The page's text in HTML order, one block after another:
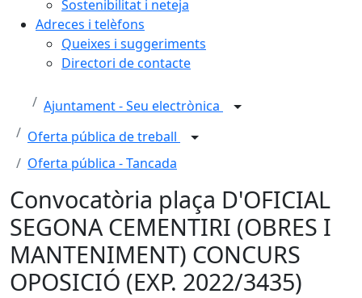
Sostenibilitat i neteja
Adreces i telèfons
Queixes i suggeriments
Directori de contacte
Ajuntament - Seu electrònica
Oferta pública de treball
Oferta pública - Tancada
Convocatòria plaça D'OFICIAL
SEGONA CEMENTIRI (OBRES I
MANTENIMENT) CONCURS
OPOSICIÓ (EXP. 2022/3435)